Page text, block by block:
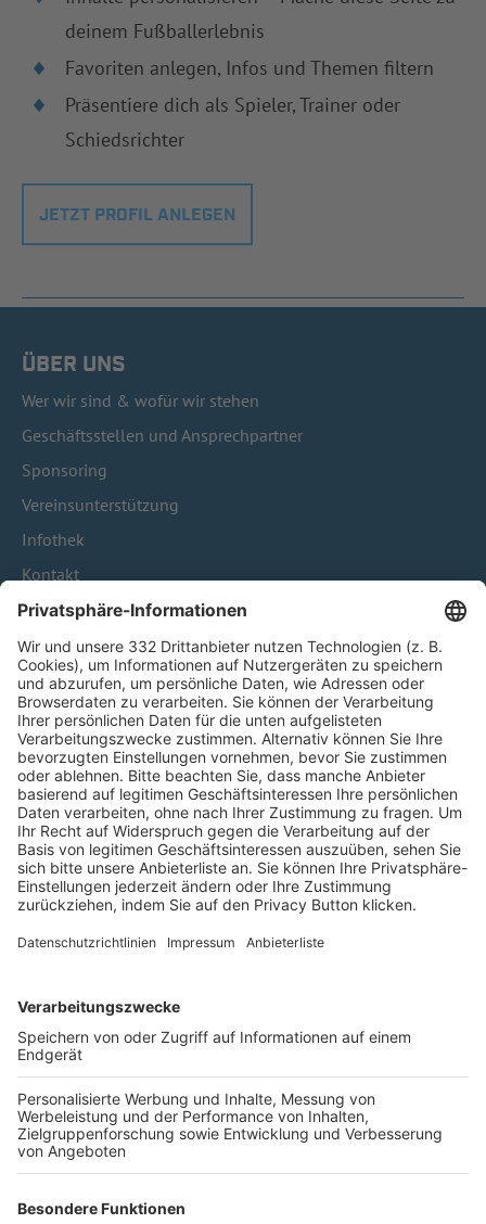
deinem Fußballerlebnis
Favoriten anlegen, Infos und Themen filtern
Präsentiere dich als Spieler, Trainer oder
Schiedsrichter
JETZT PROFIL ANLEGEN
ÜBER UNS
Wer wir sind & wofür wir stehen
Geschäftsstellen und Ansprechpartner
Sponsoring
Vereinsunterstützung
Infothek
Kontakt
HÄUFIG BESUCHTE SEITEN
Pässe und Vereinswechsel
Trainerausbildung
Schulungsangebot Vereinsmitarbeiter
BFV-Geschäftsstellen
Trainerbörse
Login SpielPlus
FOLGE DEM BFV
TOP-VEREINE
TOP-PARTNER